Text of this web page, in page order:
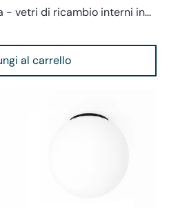
- vetri di ricambio interni in...
al carrello